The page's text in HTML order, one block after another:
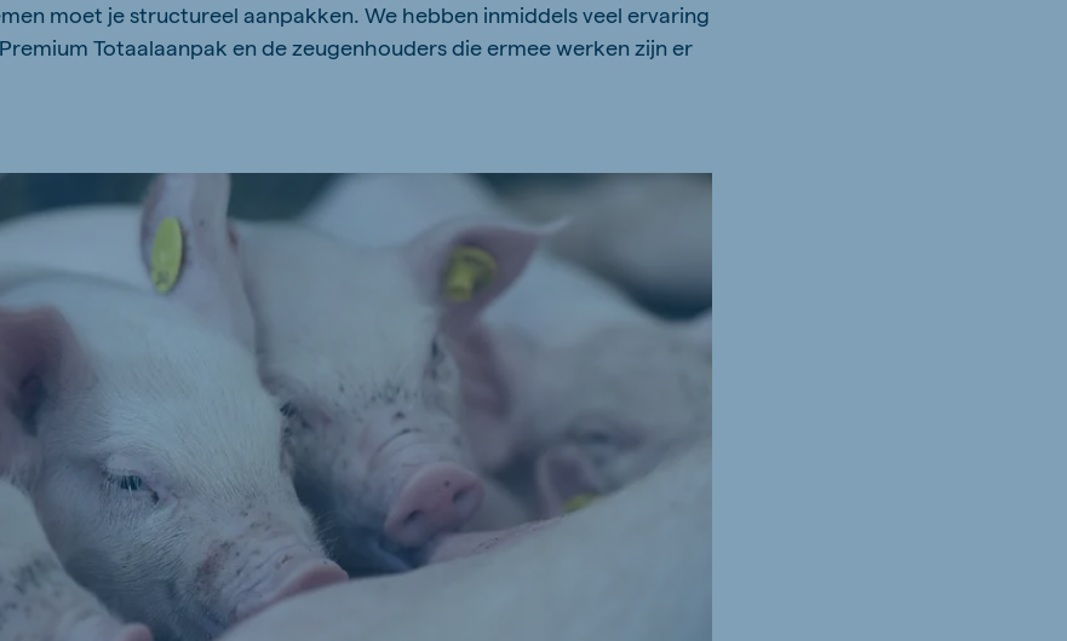
moet je structureel aanpakken. We hebben inmiddels veel ervaring
Totaalaanpak en de zeugenhouders die ermee werken zijn er